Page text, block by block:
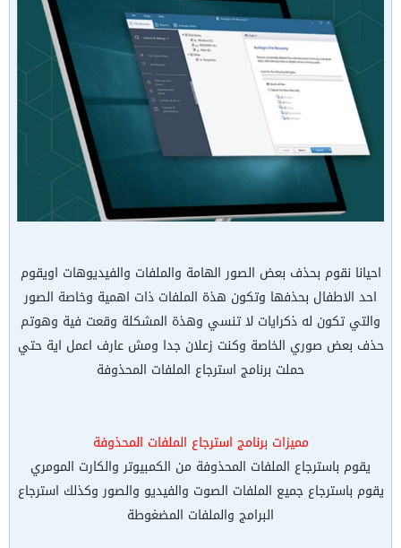
احيانا نقوم بحذف بعض الصور الهامة والملفات والفيديوهات اويقوم
احد الاطفال بحذفها وتكون هذة الملفات ذات اهمية وخاصة الصور
والتي تكون له ذكرايات لا تنسي وهذة المشكلة وقعت فية وهوتم
حذف بعض صوري الخاصة وكنت زعلان جدا ومش عارف اعمل اية حتي
حملت برنامج استرجاع الملفات المحذوفة
مميزات برنامج استرجاع الملفات المحذوفة
يقوم باسترجاع الملفات المحذوفة من الكمبيوتر والكارت المومري
يقوم باسترجاع جميع الملفات الصوت والفيديو والصور وكذلك استرجاع
البرامج والملفات المضغوطة